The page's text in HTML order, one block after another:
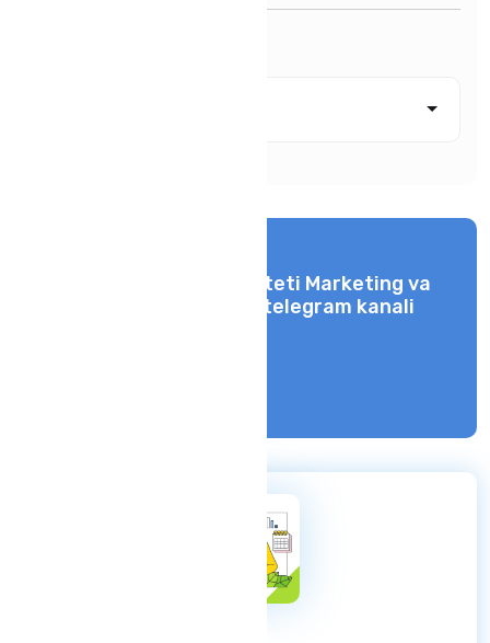
Buxoro davlat universiteti Marketing va
karyera bo'limi rasmiy telegram kanali